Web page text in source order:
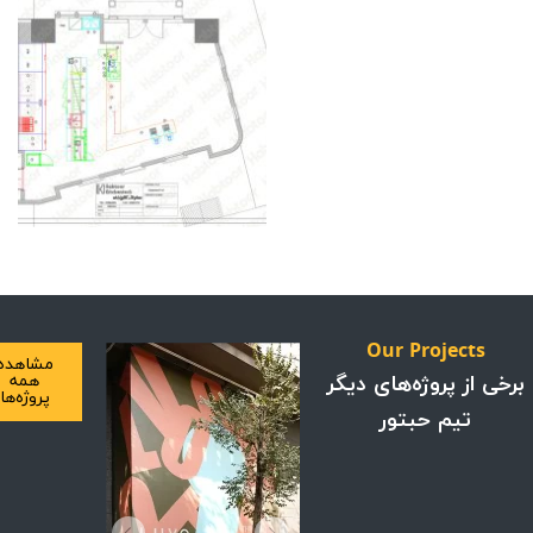
Our Projects
از پروژه‌های دیگر
تیم حبتور
مشاهده
پروژه‌ها